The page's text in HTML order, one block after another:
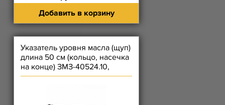
Добавить в корзину
Указатель уровня масла (щуп)
длина 50 см (кольцо, насечка
на конце) ЗМЗ-40524.10,
40525.10, 40904.10